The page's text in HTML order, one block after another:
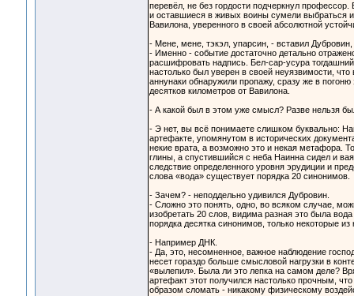
перевёл, не без гордости подчеркнул
и оставшиеся в живых воины сумели выбраться
Вавилона, уверенного в своей абсолютной
- Мене, мене, тэкэл, упарсин, - вставил
- Именно - событие достаточно детально
расшифровать надпись. Бел-сар-усура
настолько был уверен в своей неуязвимости,
аннунаки обнаружили пропажу, сразу же в
десятков километров от Вавилона.
- А какой был в этом уже смысл? Разве нельзя
- Э нет, вы всё понимаете слишком буквально:
артефакте, упомянутом в исторических
некие врата, а возможно это и некая метафора.
глины, а спустившийся с неба Наинна сидел и
следствие определенного уровня эрудиции и
слова «вода» существует порядка 20 синонимов.
- Зачем? - неподдельно удивился Дубровин.
- Сложно это понять, одно, во всяком случае,
изобретать 20 слов, видима разная это была
порядка десятка синонимов, только некоторые
- Например ДНК.
- Да, это, несомненное, важное наблюдение
несет гораздо больше смысловой нагрузки в
«вылепил». Была ли это лепка на самом деле?
артефакт этот получился настолько прочным,
образом сломать - никакому физическому